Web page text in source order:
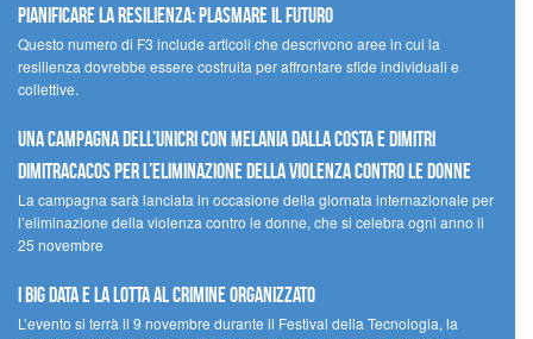
Pianificare la resilienza: plasmare il futuro
Questo numero di F3 include articoli che descrivono aree in cui la
resilienza dovrebbe essere costruita per affrontare sfide individuali e
collettive.
Una campagna dell’UNICRI con Melania Dalla Costa e Dimitri
Dimitracacos per l’eliminazione della violenza contro le donne
La campagna sarà lanciata in occasione della giornata internazionale per
l’eliminazione della violenza contro le donne, che si celebra ogni anno il
25 novembre
I Big Data e la lotta al crimine organizzato
L’evento si terrà il 9 novembre durante il Festival della Tecnologia, la